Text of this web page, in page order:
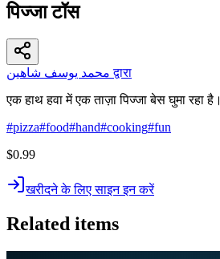
पिज्जा टॉस
محمد يوسف شاهين द्वारा
एक हाथ हवा में एक ताज़ा पिज्जा बेस घुमा रहा है।
#pizza#food#hand#cooking#fun
$0.99
खरीदने के लिए साइन इन करें
Related items